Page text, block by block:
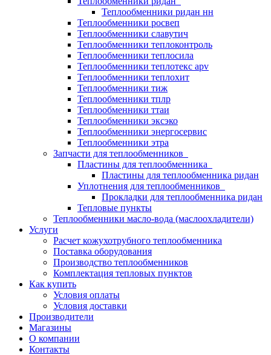
Теплообменники ридан нн
Теплообменники росвеп
Теплообменники славутич
Теплообменники теплоконтроль
Теплообменники теплосила
Теплообменники теплотекс apv
Теплообменники теплохит
Теплообменники тиж
Теплообменники тплр
Теплообменники ттаи
Теплообменники эксэко
Теплообменники энергосервис
Теплообменники этра
Запчасти для теплообменников
Пластины для теплообменника
Пластины для теплообменника ридан
Уплотнения для теплообменников
Прокладки для теплообменника ридан
Тепловые пункты
Теплообменники масло-вода (маслоохладители)
Услуги
Расчет кожухотрубного теплообменника
Поставка оборудования
Производство теплообменников
Комплектация тепловых пунктов
Как купить
Условия оплаты
Условия доставки
Производители
Магазины
О компании
Контакты